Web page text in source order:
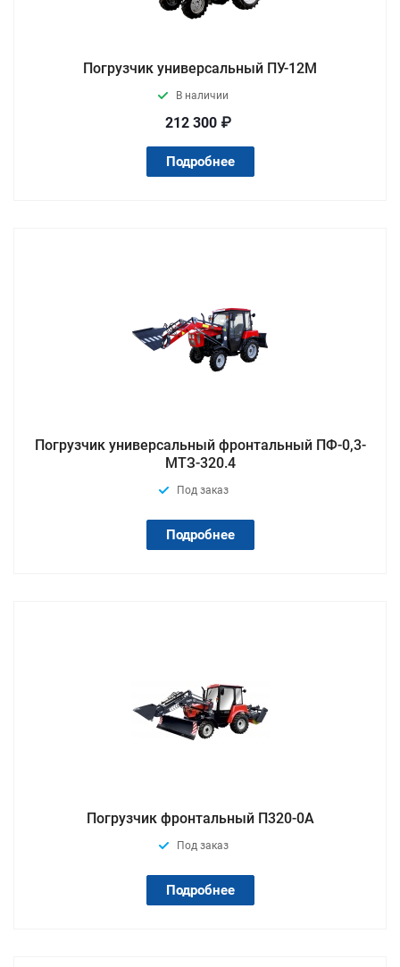
Погрузчик универсальный ПУ-12М
В наличии
212 300 ₽
Подробнее
Погрузчик универсальный фронтальный ПФ-0,3-
МТЗ-320.4
Под заказ
Подробнее
Погрузчик фронтальный П320-0А
Под заказ
Подробнее